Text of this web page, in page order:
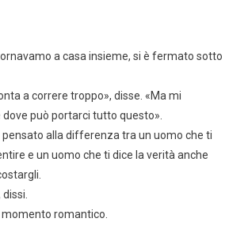
a casa insieme, si è fermato sotto
a correre troppo», disse. «Ma mi
può portarci tutto questo».
pensato alla differenza tra un uomo che ti
e un uomo che ti dice la verità anche
romantico.